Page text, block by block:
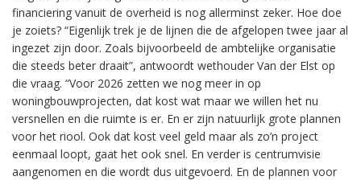
financiering vanuit de overheid is nog allerminst zeker. Hoe doe
je zoiets? “Eigenlijk trek je de lijnen die de afgelopen twee jaar al
ingezet zijn door. Zoals bijvoorbeeld de ambtelijke organisatie
die steeds beter draait”, antwoordt wethouder Van der Elst op
die vraag. “Voor 2026 zetten we nog meer in op
woningbouwprojecten, dat kost wat maar we willen het nu
versnellen en die ruimte is er. En er zijn natuurlijk grote plannen
voor het riool. Ook dat kost veel geld maar als zo’n project
eenmaal loopt, gaat het ook snel. En verder is centrumvisie
aangenomen en die wordt dus uitgevoerd. En de plannen voor